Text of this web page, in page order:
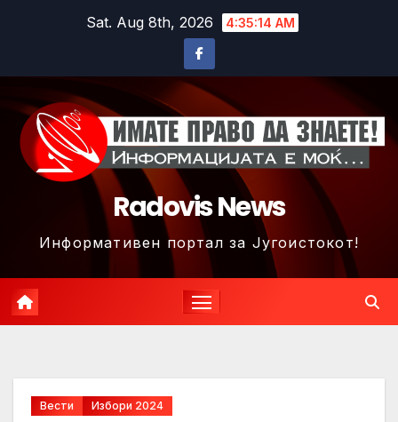
Sat. Aug 8th, 2026 4:35:17 AM
Radovis News
Информативен портал за Југоистокот!
Вести Избори 2024